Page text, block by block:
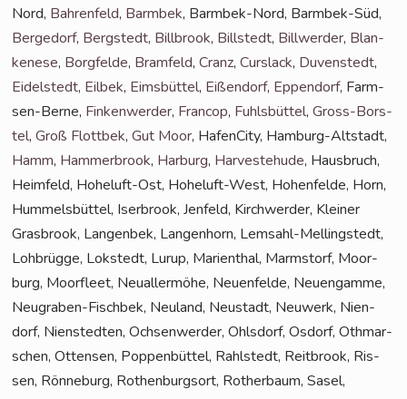
Nord, Bah­ren­feld, Barm­bek, Barm­bek-Nord, Barm­bek-Süd,
Ber­ge­dorf, Berg­stedt, Bill­brook, Bill­stedt, Bill­wer­der, Blan­
ke­ne­se, Borg­fel­de, Bramfeld,Cranz,Curs­lack, Duven­stedt,
Eidel­stedt, Eil­bek, Eims­büt­tel, Eißen­dorf, Eppen­dorf, Farm­
sen-Ber­ne, Fin­ken­wer­der, Fran­cop, Fuhls­büt­tel,Gross-Bors­
tel,Groß Flott­bek,Gut Moor, Hafen­Ci­ty, Ham­burg-Alt­stadt,
Hamm, Ham­mer­brook, Har­burg, Har­ve­ste­hu­de, Haus­bruch,
Heim­feld, Hohe­luft-Ost, Hohe­luft-West, Hohen­fel­de, Horn,
Hum­mels­büt­tel, Iser­brook, Jen­feld, Kirch­wer­der, Klei­ner
Gras­brook, Lan­gen­bek, Lan­gen­horn, Lem­sahl-Mel­ling­s­tedt,
Loh­brüg­ge, Lok­stedt, Lurup, Mari­en­thal, Marmstorf, Moor­
burg, Moor­fleet, Neu­al­ler­mö­he, Neu­en­fel­de, Neu­en­gam­me,
Neu­gra­ben-Fisch­bek, Neu­land, Neu­stadt, Neu­werk, Nien­
dorf, Nien­sted­ten, Och­sen­wer­der, Ohls­dorf, Osdorf, Oth­mar­
schen, Otten­sen, Pop­pen­büt­tel, Rahl­stedt, Reit­brook, Ris­
sen, Rön­ne­burg, Rothen­burg­sort, Rother­baum, Sasel,